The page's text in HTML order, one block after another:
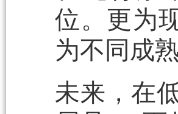
位。更为
为不同成
未来，在